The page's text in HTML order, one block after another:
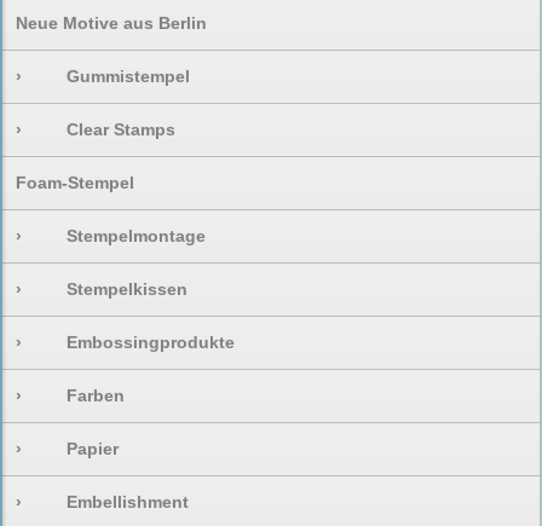
Neue Motive aus Berlin
› Gummistempel
› Clear Stamps
Foam-Stempel
› Stempelmontage
› Stempelkissen
› Embossingprodukte
› Farben
› Papier
› Embellishment